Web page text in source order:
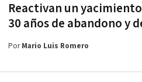
Reactivan un
30 años de abandono y
PorMario Luis Romero